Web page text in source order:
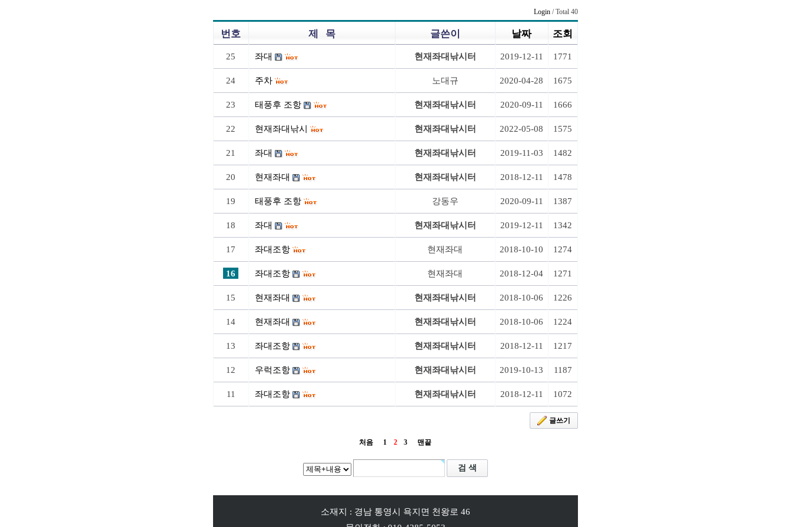
Login / Total 40
번호 제 목 글쓴이 날짜 조회
25 좌대 현재좌대낚시터 2019-12-11 1771
24 주차 노대규 2020-04-28 1675
23 태풍후 조항 현재좌대낚시터 2020-09-11 1666
22 현재좌대낚시 현재좌대낚시터 2022-05-08 1575
21 좌대 현재좌대낚시터 2019-11-03 1482
20 현재좌대 현재좌대낚시터 2018-12-11 1478
19 태풍후 조항 강동우 2020-09-11 1387
18 좌대 현재좌대낚시터 2019-12-11 1342
17 좌대조항 현재좌대 2018-10-10 1274
16 좌대조항 현재좌대 2018-12-04 1271
15 현재좌대 현재좌대낚시터 2018-10-06 1226
14 현재좌대 현재좌대낚시터 2018-10-06 1224
13 좌대조항 현재좌대낚시터 2018-12-11 1217
12 우럭조항 현재좌대낚시터 2019-10-13 1187
11 좌대조항 현재좌대낚시터 2018-12-11 1072
글쓰기
처음 1 2 3 맨끝
소재지 : 경남 통영시 욕지면 천왕로 46